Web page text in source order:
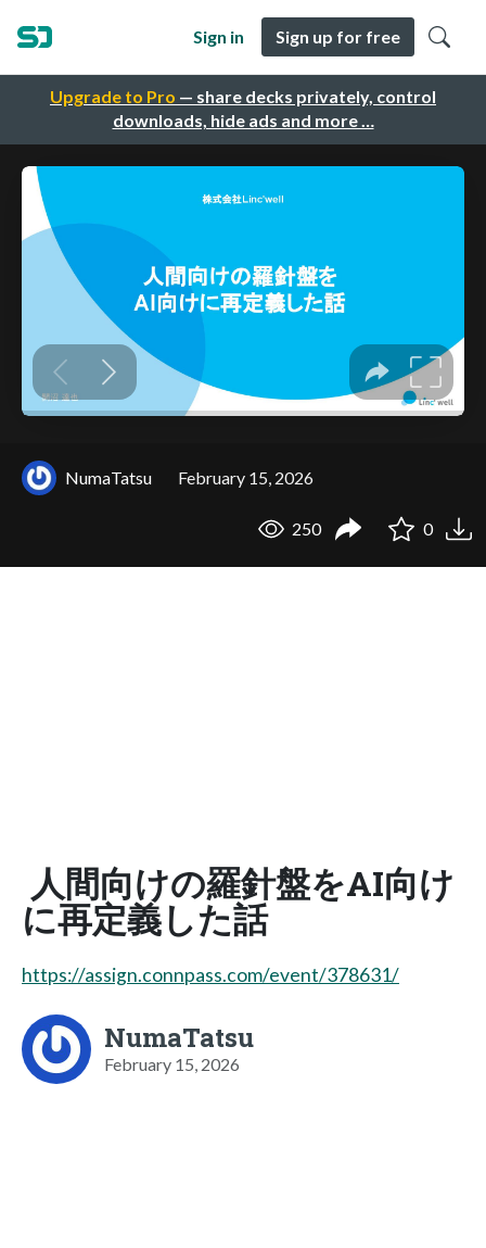
Upgrade to Pro — share decks privately, control
downloads, hide ads and more …
Sign in Sign up for free
NumaTatsu February 15, 2026
250 0
人間向けの羅針盤をAI向け
に再定義した話
https://assign.connpass.com/event/378631/
NumaTatsu
February 15, 2026